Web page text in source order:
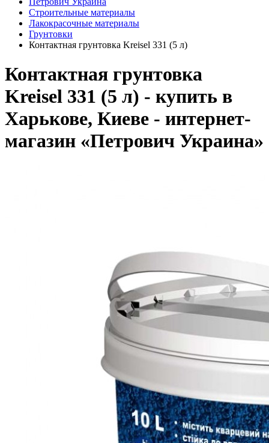
Строительные материалы
Лакокрасочные материалы
Грунтовки
Контактная грунтовка Kreisel 331 (5 л)
Контактная грунтовка
Kreisel 331 (5 л) - купить в
Харькове, Киеве - интернет-
магазин «Петрович Украина»